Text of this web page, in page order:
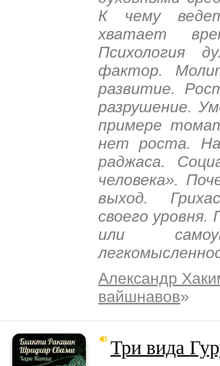
К чему
хватает
Психология
фактор.
развитие.
разрушение.
примере
нет роста.
раджаса.
человека».
выход.
своего уровня.
или
Александр
вайшнавов»
Три вида